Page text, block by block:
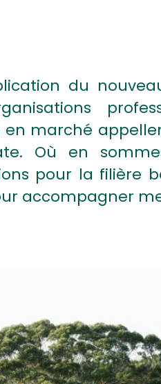
du
marché
Où en
pour la filière
accompagner